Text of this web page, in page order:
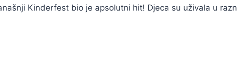
Kinderfest bio je apsolutni hit! Djeca su uživala u